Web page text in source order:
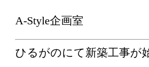
A-Style企画室
ひるがのにて新築工事が